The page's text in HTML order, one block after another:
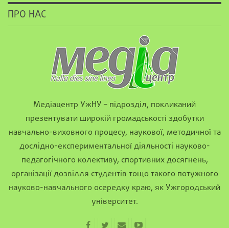
ПРО НАС
Медіацентр УжНУ – підрозділ, покликаний
презентувати широкій громадськості здобутки
навчально-виховного процесу, наукової, методичної та
дослідно-експериментальної діяльності науково-
педагогічного колективу, спортивних досягнень,
організації дозвілля студентів тощо такого потужного
науково-навчального осередку краю, як Ужгородський
університет.